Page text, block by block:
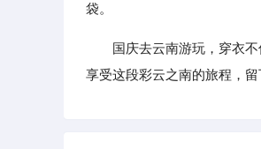
袋。
国庆去云南游玩，穿衣
享受这段彩云之南的旅程，留